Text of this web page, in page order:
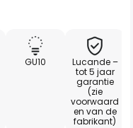
GU10
Lucande –
tot 5 jaar
garantie
(zie
voorwaard
en van de
fabrikant)